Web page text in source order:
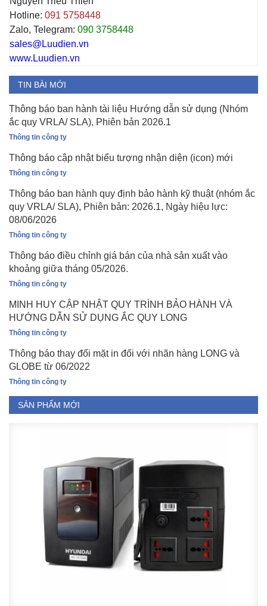
Hotline: 091 5758448
Zalo, Telegram: 090 3758448
sales@Luudien.vn
www.Luudien.vn
TIN BÀI MỚI
Thông báo ban hành tài liệu Hướng dẫn sử dụng (Nhóm
ắc quy VRLA/ SLA), Phiên bản 2026.1
Thông tin công ty
Thông báo cập nhật biểu tượng nhận diện (icon) mới
Thông tin công ty
Thông báo ban hành quy định bảo hành kỹ thuật (nhóm ắc
quy VRLA/ SLA), Phiên bản: 2026.1, Ngày hiệu lực:
08/06/2026
Thông tin công ty
Thông báo điều chỉnh giá bán của nhà sản xuất vào
khoảng giữa tháng 05/2026.
Thông tin công ty
MINH HUY CẬP NHẬT QUY TRÌNH BẢO HÀNH VÀ
HƯỚNG DẪN SỬ DỤNG ẮC QUY LONG
Thông tin công ty
Thông báo thay đổi mặt in đối với nhãn hàng LONG và
GLOBE từ 06/2022
Thông tin công ty
SẢN PHẨM MỚI